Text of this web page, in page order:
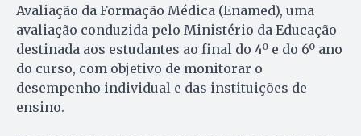
Avaliação da Formação Médica (Enamed), uma
avaliação conduzida pelo Ministério da Educação
destinada aos estudantes ao final do 4º e do 6º ano
do curso, com objetivo de monitorar o
desempenho individual e das instituições de
ensino.